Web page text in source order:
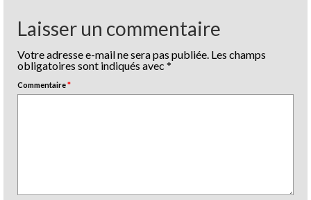
Laisser un commentaire
Votre adresse e-mail ne sera pas publiée. Les champs
obligatoires sont indiqués avec *
Commentaire*